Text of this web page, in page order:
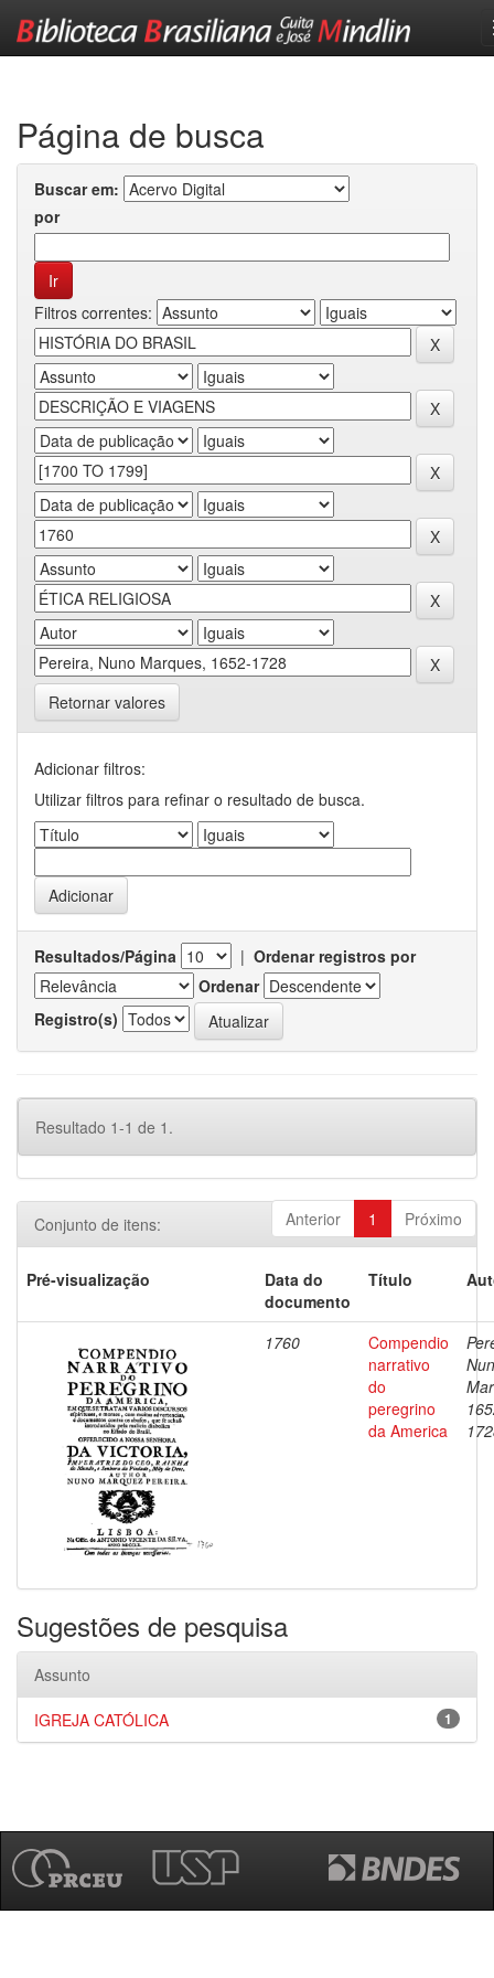
Página de busca
Buscar em:
por
Filtros correntes:
Retornar valores
Adicionar filtros:
Utilizar filtros para refinar o resultado de busca.
Resultados/Página | Ordenar registros por
Ordenar
Registro(s)
Resultado 1-1 de 1.
Anterior 1 Próximo
Conjunto de itens:
Pré-visualização
Data do
documento
Título
1760
Compendio
narrativo
do
peregrino
da America
Sugestões de pesquisa
Assunto
1
IGREJA CATÓLICA